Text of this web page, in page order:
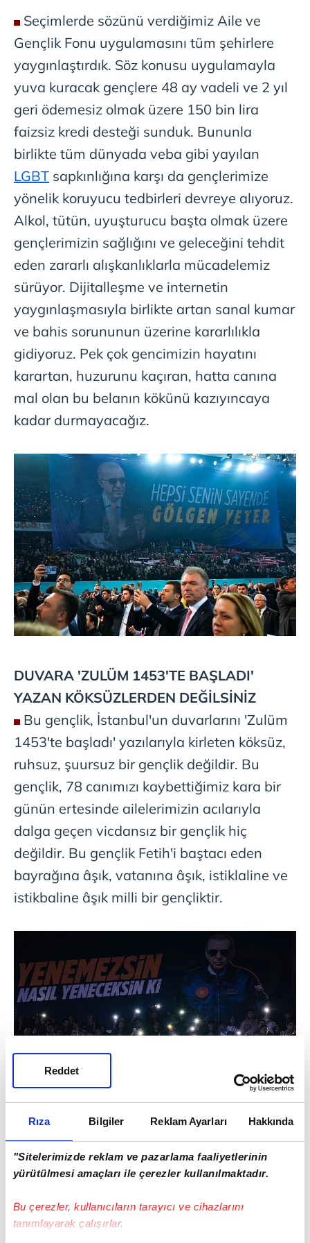
Rıza Bilgiler Reklam Ayarları Hakkında
"Sitelerimizde reklam ve pazarlama faaliyetlerinin
yürütülmesi amaçları ile çerezler kullanılmaktadır.
Bu çerezler, kullanıcıların tarayıcı ve cihazlarını
tanımlayarak çalışırlar.
Reddet
Seçimlerde sözünü verdiğimiz Aile ve
Gençlik Fonu uygulamasını tüm şehirlere
yaygınlaştırdık. Söz konusu uygulamayla
yuva kuracak gençlere 48 ay vadeli ve 2 yıl
geri ödemesiz olmak üzere 150 bin lira
faizsiz kredi desteği sunduk. Bununla
birlikte tüm dünyada veba gibi yayılan
LGBT sapkınlığına karşı da gençlerimize
yönelik koruyucu tedbirleri devreye alıyoruz.
Alkol, tütün, uyuşturucu başta olmak üzere
gençlerimizin sağlığını ve geleceğini tehdit
eden zararlı alışkanlıklarla mücadelemiz
sürüyor. Dijitalleşme ve internetin
yaygınlaşmasıyla birlikte artan sanal kumar
ve bahis sorununun üzerine kararlılıkla
gidiyoruz. Pek çok gencimizin hayatını
karartan, huzurunu kaçıran, hatta canına
mal olan bu belanın kökünü kazıyıncaya
kadar durmayacağız.
DUVARA 'ZULÜM 1453'TE BAŞLADI'
YAZAN KÖKSÜZLERDEN DEĞİLSİNİZ
Bu gençlik, İstanbul'un duvarlarını 'Zulüm
1453'te başladı' yazılarıyla kirleten köksüz,
ruhsuz, şuursuz bir gençlik değildir. Bu
gençlik, 78 canımızı kaybettiğimiz kara bir
günün ertesinde ailelerimizin acılarıyla
dalga geçen vicdansız bir gençlik hiç
değildir. Bu gençlik Fetih'i baştacı eden
bayrağına âşık, vatanına âşık, istiklaline ve
istikbaline âşık milli bir gençliktir.
TÜRK SAVUNMA SANAYİİ
OMUZLARINIZDA YÜKSELECEK
Yerli ve milli teknoloji hamlesi
TEKONOFEST'i hayata geçirerek, lise ve